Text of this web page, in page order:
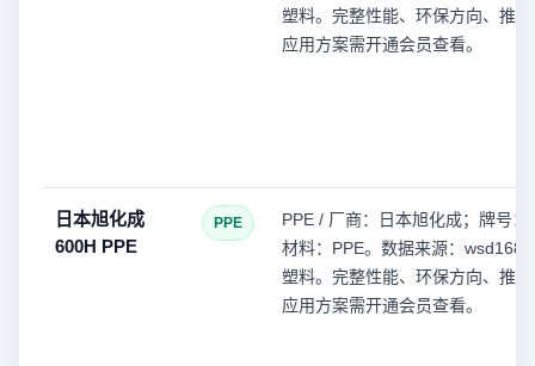
塑料。完整性能、环保方向、推
应用方案需开通会员查看。
日本旭化成
600H PPE
PPE
PPE / 厂商：日本旭化成；牌号：
材料：PPE。数据来源：wsd168(
塑料。完整性能、环保方向、推
应用方案需开通会员查看。